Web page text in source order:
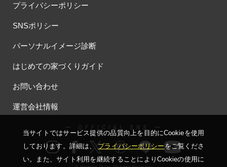
プライバシーポリシー
SNSポリシー
パーソナルイメージ診断
はじめての家づくりガイド
お問い合わせ
運営会社情報
ー OFFICIAL SNS ー
当サイトではサービス提供の品質向上を⽬的にCookieを使⽤
しております。詳細は、プライバシーポリシーをご覧くださ
い。
また、サイト利⽤を継続することによりCookieの使⽤に